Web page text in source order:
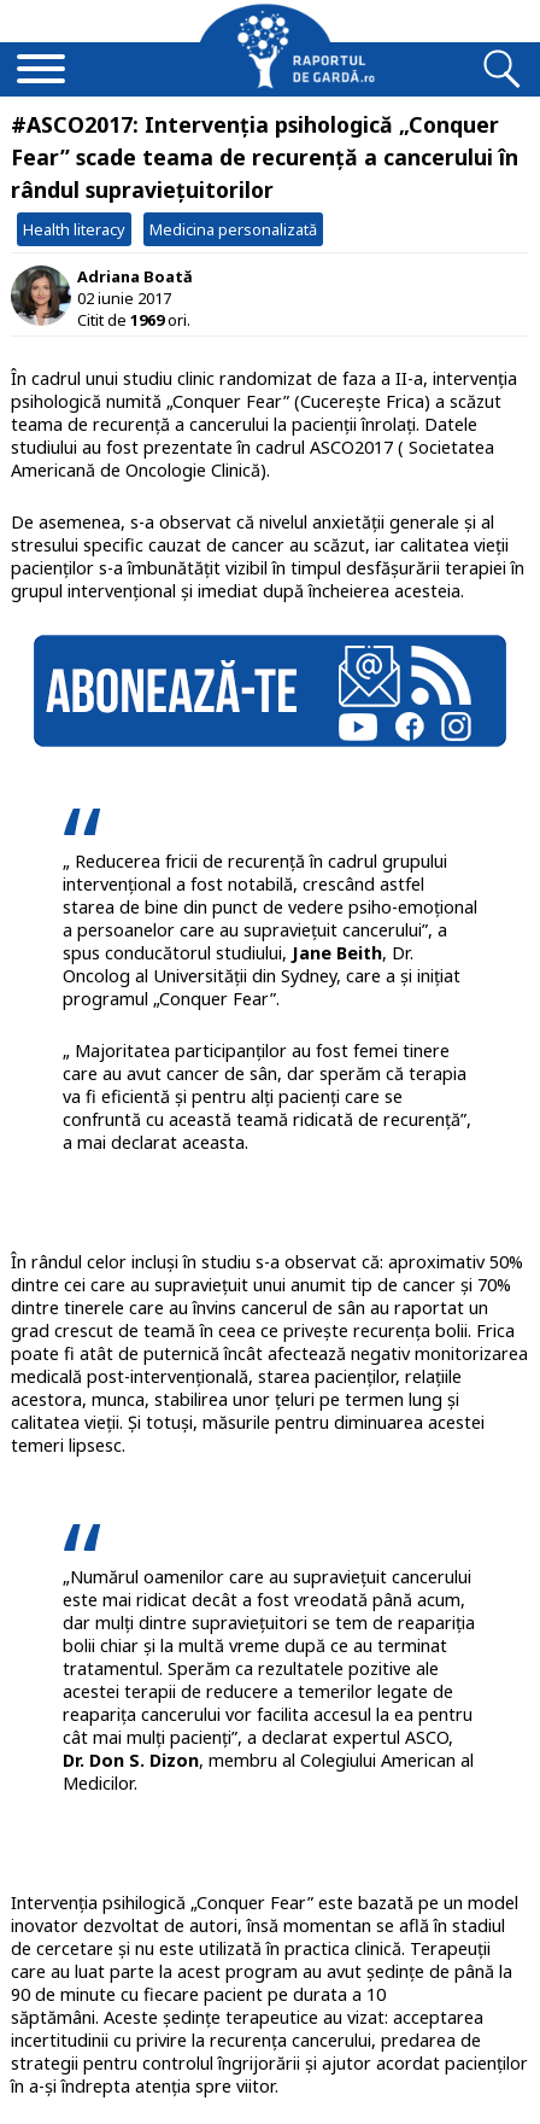
#ASCO2017: Intervenția psihologică „Conquer
Fear” scade teama de recurență a cancerului în
rândul supraviețuitorilor
Health literacy Medicina personalizată
Adriana Boată
02 iunie 2017
Citit de 1969ori.
În cadrul unui studiu clinic randomizat de faza a II-a, intervenția
psihologică numită „Conquer Fear” (Cucerește Frica) a scăzut
teama de recurență a cancerului la pacienții înrolați. Datele
studiului au fost prezentate în cadrul ASCO2017 ( Societatea
Americană de Oncologie Clinică).
De asemenea, s-a observat că nivelul anxietății generale și al
stresului specific cauzat de cancer au scăzut, iar calitatea vieții
pacienților s-a îmbunătățit vizibil în timpul desfășurării terapiei în
grupul intervențional și imediat după încheierea acesteia.
„ Reducerea fricii de recurență în cadrul grupului
intervențional a fost notabilă, crescând astfel
starea de bine din punct de vedere psiho-emoțional
a persoanelor care au supraviețuit cancerului”, a
spus conducătorul studiului, Jane Beith, Dr.
Oncolog al Universității din Sydney, care a și inițiat
programul „Conquer Fear”.
„ Majoritatea participanților au fost femei tinere
care au avut cancer de sân, dar sperăm că terapia
va fi eficientă și pentru alți pacienți care se
confruntă cu această teamă ridicată de recurență”,
a mai declarat aceasta.
În rândul celor incluși în studiu s-a observat că: aproximativ 50%
dintre cei care au supraviețuit unui anumit tip de cancer și 70%
dintre tinerele care au învins cancerul de sân au raportat un
grad crescut de teamă în ceea ce privește recurența bolii. Frica
poate fi atât de puternică încât afectează negativ monitorizarea
medicală post-intervențională, starea pacienților, relațiile
acestora, munca, stabilirea unor țeluri pe termen lung și
calitatea vieții. Și totuși, măsurile pentru diminuarea acestei
temeri lipsesc.
„Numărul oamenilor care au supraviețuit cancerului
este mai ridicat decât a fost vreodată până acum,
dar mulți dintre supraviețuitori se tem de reapariția
bolii chiar și la multă vreme după ce au terminat
tratamentul. Sperăm ca rezultatele pozitive ale
acestei terapii de reducere a temerilor legate de
reaparița cancerului vor facilita accesul la ea pentru
cât mai mulți pacienți”, a declarat expertul ASCO,
Dr. Don S. Dizon, membru al Colegiului American al
Medicilor.
Intervenția psihilogică „Conquer Fear” este bazată pe un model
inovator dezvoltat de autori, însă momentan se află în stadiul
de cercetare și nu este utilizată în practica clinică. Terapeuții
care au luat parte la acest program au avut ședințe de până la
90 de minute cu fiecare pacient pe durata a 10
săptămâni. Aceste ședințe terapeutice au vizat: acceptarea
incertitudinii cu privire la recurența cancerului, predarea de
strategii pentru controlul îngrijorării și ajutor acordat pacienților
în a-și îndrepta atenția spre viitor.